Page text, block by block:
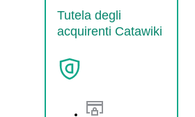
Tutela degli
acquirenti Catawiki